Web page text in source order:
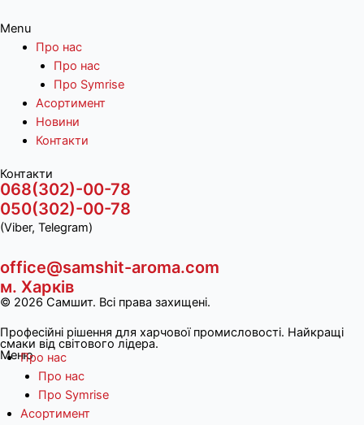
Menu
Про нас
Про нас
Про Symrise
Асортимент
Новини
Контакти
Контакти
068(302)-00-78
050(302)-00-78
(Viber, Telegram)
office@samshit-aroma.com
м. Харків
© 2026 Самшит. Всі права захищені.
Професійні рішення для харчової промисловості. Найкращі
смаки від світового лідера.
МенюПро нас
Про нас
Про Symrise
Асортимент